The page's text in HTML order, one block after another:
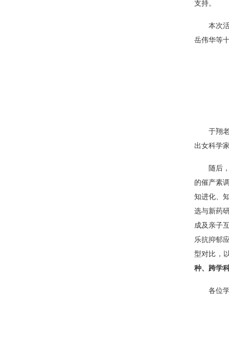
支持。
本次
岳伟华等
于翔
出女科学
随后
的催产素
知进化、
选与新药
成及亲子
乐抗抑郁
型对比，
种、跨学
各位